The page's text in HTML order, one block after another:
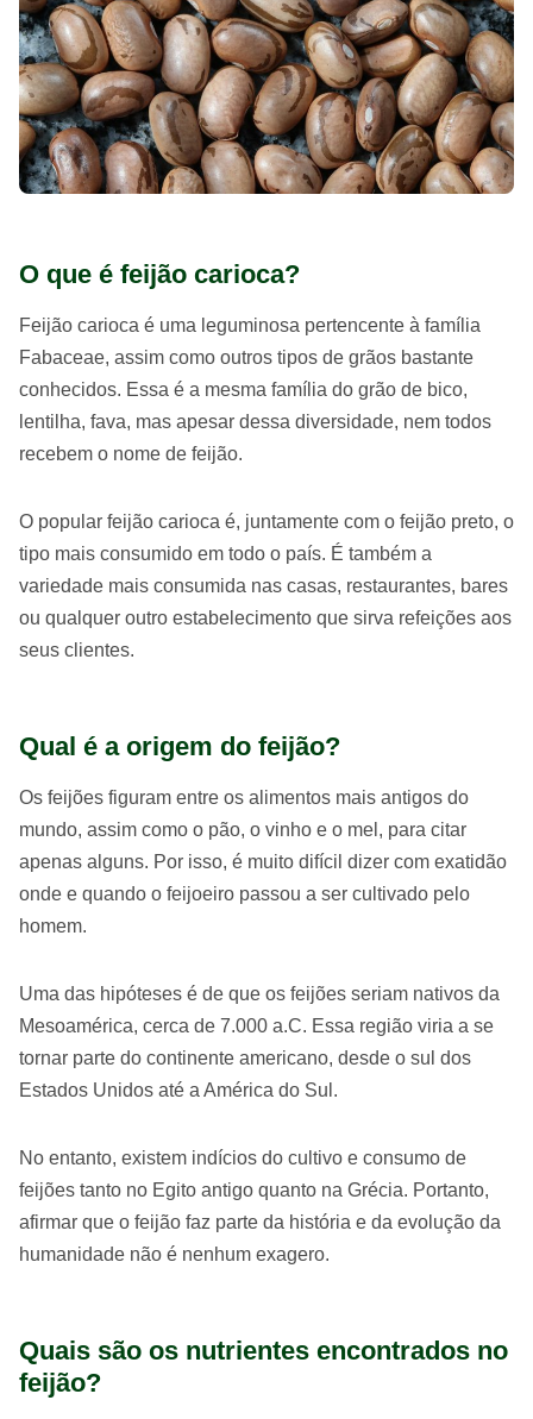
O que é feijão carioca?
Feijão carioca é uma leguminosa pertencente à família
Fabaceae, assim como outros tipos de grãos bastante
conhecidos. Essa é a mesma família do grão de bico,
lentilha, fava, mas apesar dessa diversidade, nem todos
recebem o nome de feijão.
O popular feijão carioca é, juntamente com o feijão preto, o
tipo mais consumido em todo o país. É também a
variedade mais consumida nas casas, restaurantes, bares
ou qualquer outro estabelecimento que sirva refeições aos
seus clientes.
Qual é a origem do feijão?
Os feijões figuram entre os alimentos mais antigos do
mundo, assim como o pão, o vinho e o mel, para citar
apenas alguns. Por isso, é muito difícil dizer com exatidão
onde e quando o feijoeiro passou a ser cultivado pelo
homem.
Uma das hipóteses é de que os feijões seriam nativos da
Mesoamérica, cerca de 7.000 a.C. Essa região viria a se
tornar parte do continente americano, desde o sul dos
Estados Unidos até a América do Sul.
No entanto, existem indícios do cultivo e consumo de
feijões tanto no Egito antigo quanto na Grécia. Portanto,
afirmar que o feijão faz parte da história e da evolução da
humanidade não é nenhum exagero.
Quais são os nutrientes encontrados no
feijão?